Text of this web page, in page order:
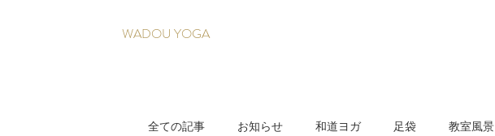
WADOU YOGA
全ての記事 お知らせ 和道ヨガ 足袋 教室風景